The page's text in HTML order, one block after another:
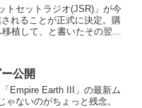
トセットラジオ(JSR)」が今
れることが正式に決定。購
公開
Empire Earth III」の最新ム
ないのがちょっと残念。